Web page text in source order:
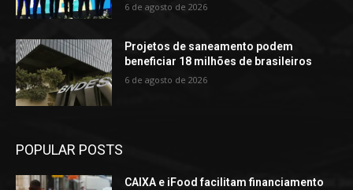
6 de agosto de 2026
Projetos de saneamento podem
beneficiar 18 milhões de brasileiros
6 de agosto de 2026
POPULAR POSTS
CAIXA e iFood facilitam financiamento